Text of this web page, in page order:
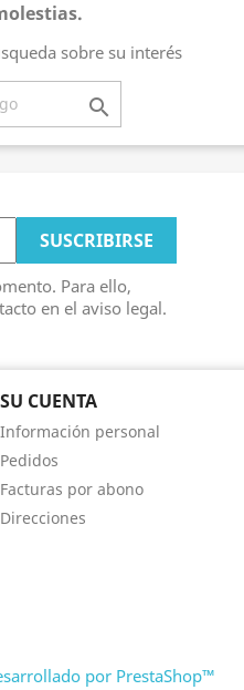
sobre su interés

Para ello,
en el aviso legal.
SU CUENTA
Información personal
Pedidos
Facturas por abono
Direcciones
por PrestaShop™